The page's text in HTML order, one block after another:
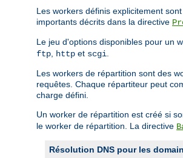
Les workers définis explicitement
importants décrits dans la directive
Le jeu d'options disponibles pour un
ftp
http et scgi
Les workers de répartition sont des
requêtes. Chaque répartiteur peut
charge défini.
Un worker de répartition est créé si
le worker de répartition. La directive
Résolution DNS pour les